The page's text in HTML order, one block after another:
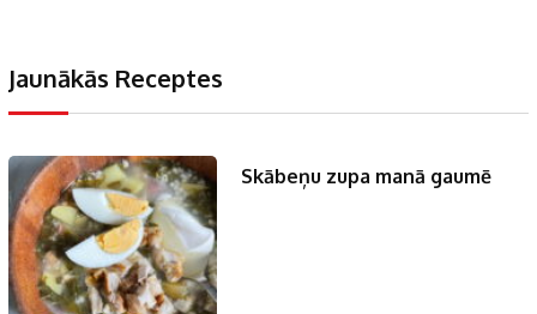
Jaunākās Receptes
Skābeņu zupa manā gaumē